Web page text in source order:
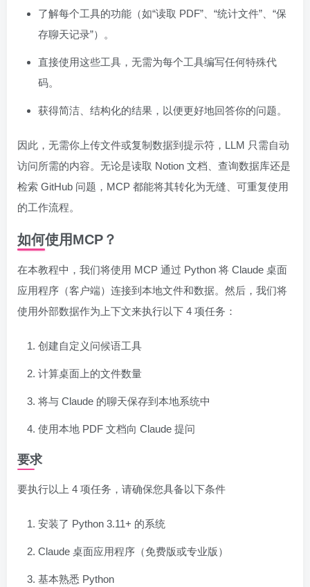
了解每个工具的功能（如“读取 PDF”、“统计文件”、“保
存聊天记录”）。
直接使用这些工具，无需为每个工具编写任何特殊代
码。
获得简洁、结构化的结果，以便更好地回答你的问题。
因此，无需你上传文件或复制数据到提示符，LLM 只需自动
访问所需的内容。无论是读取 Notion 文档、查询数据库还是
检索 GitHub 问题，MCP 都能将其转化为无缝、可重复使用
的工作流程。
如何使用MCP？
在本教程中，我们将使用 MCP 通过 Python 将 Claude 桌面
应用程序（客户端）连接到本地文件和数据。然后，我们将
使用外部数据作为上下文来执行以下 4 项任务：
创建自定义问候语工具
计算桌面上的文件数量
将与 Claude 的聊天保存到本地系统中
使用本地 PDF 文档向 Claude 提问
要求
要执行以上 4 项任务，请确保您具备以下条件
安装了 Python 3.11+ 的系统
Claude 桌面应用程序（免费版或专业版）
基本熟悉 Python